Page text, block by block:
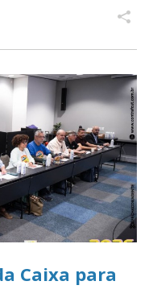
Caixa para